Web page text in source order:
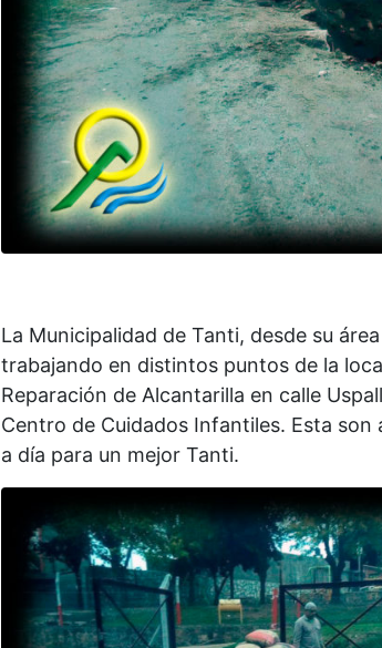
La Municipalidad de Tanti, desde su
trabajando en distintos puntos de la
Reparación de Alcantarilla en calle
Centro de Cuidados Infantiles. Esta
a día para un mejor Tanti.